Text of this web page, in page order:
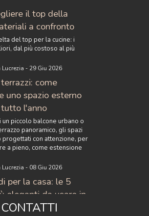
il top della
a confronto
del top per la cucine: i
dal più costoso al più
- 29 Giu 2026
come
uno spazio esterno
l'anno
un piccolo balcone urbano o
panoramico, gli spazi
progettati con attenzione, per
a pieno, come estensione
- 08 Giu 2026
per la casa: le 5
eleganti da usare in